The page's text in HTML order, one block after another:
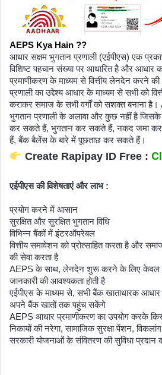
AEPS Kya Hain ??
आधार सक्षम भुगतान प्रणाली (एईपीएस) एक
विशिष्ट पहचान संख्या पर आधारित है और आधार
प्रमाणीकरण के माध्यम से वित्तीय लेनदेन करने
प्रणाली का उद्देश्य आधार के माध्यम से सभी को
कराकर समाज के सभी वर्गों को सशक्त बनाना
भुगतान प्रणाली के अलावा और कुछ नहीं है
कर सकते हैं, भुगतान कर सकते हैं, नकद जमा
हैं, बैंक बैलेंस के बारे में पूछताछ कर सकते हैं।
Create Rapipay ID Free :
एईपीएस की विशेषताएं और लाभ :
प्रयोग करने में आसान
सुरक्षित और सुरक्षित भुगतान विधि
विभिन्न बैंकों में इंटरऑपरेबल
वित्तीय समावेशन को प्रोत्साहित करता है और
की सेवा करता है
AEPS के साथ, लेनदेन शुरू करने के लिए केवल
जानकारी की आवश्यकता होती है
एईपीएस के माध्यम से, सभी बैंक खाताधारक
अपने बैंक खातों तक पहुंच सकेंगे
AEPS आधार प्रमाणीकरण का उपयोग करके
निकायों की नरेगा, सामाजिक सुरक्षा पेंशन,
सरकारी योजनाओं के संवितरण की सुविधा प्रदान